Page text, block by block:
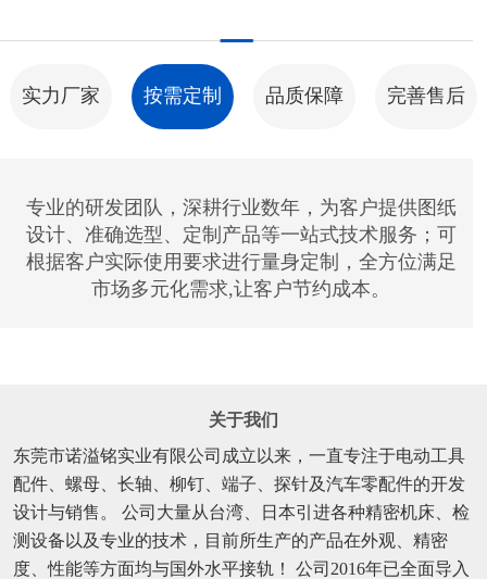
实力厂家 按需定制 品质保障 完善售后
专业的研发团队，深耕行业数年，为客户提供图纸
设计、准确选型、定制产品等一站式技术服务；可
根据客户实际使用要求进行量身定制，全方位满足
市场多元化需求,让客户节约成本。
关于我们
东莞市诺溢铭实业有限公司成立以来，一直专注于电动工具
配件、螺母、长轴、柳钉、端子、探针及汽车零配件的开发
设计与销售。 公司大量从台湾、日本引进各种精密机床、检
测设备以及专业的技术，目前所生产的产品在外观、精密
度、性能等方面均与国外水平接轨！ 公司2016年已全面导入